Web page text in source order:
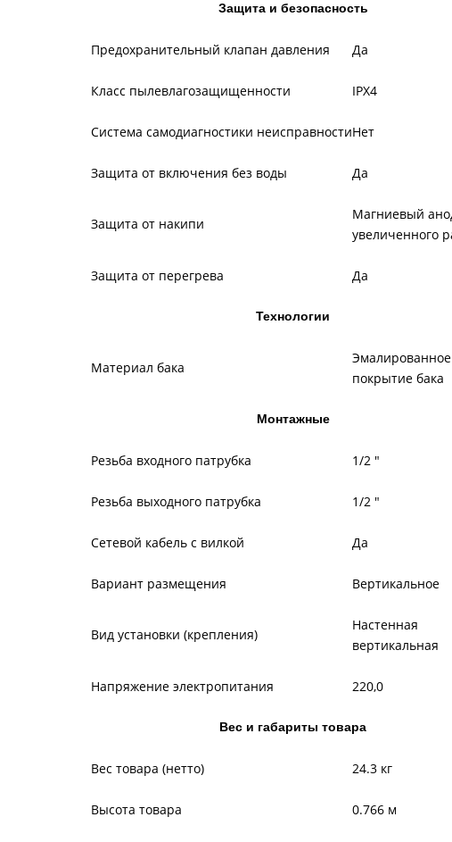
Защита и безопасность
Предохранительный клапан давления Да
Класс пылевлагозащищенности IPX4
Система самодиагностики неисправностиНет
Защита от включения без воды Да
Защита от накипи
Магниевый
увеличенного
Защита от перегрева Да
Технологии
Материал бака
Эмалированное
покрытие бака
Монтажные
Резьба входного патрубка 1/2 "
Резьба выходного патрубка 1/2 "
Сетевой кабель с вилкой Да
Вариант размещения Вертикальное
Вид установки (крепления)
Настенная
вертикальная
Напряжение электропитания 220,0
Вес и габариты товара
Вес товара (нетто) 24.3 кг
Высота товара 0.766 м